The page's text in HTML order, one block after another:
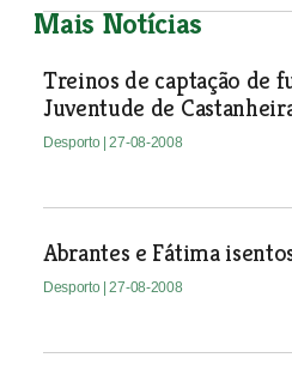
Mais Notícias
Treinos de captação de
Juventude de
Desporto | 27-08-2008
Abrantes e Fátima
Desporto | 27-08-2008